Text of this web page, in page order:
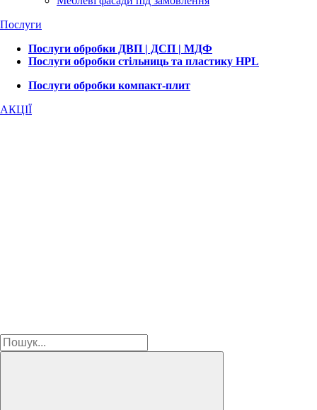
Послуги
Послуги обробки ДВП | ДСП | МДФ
Послуги обробки стільниць та пластику HPL
Послуги обробки компакт-плит
АКЦІЇ